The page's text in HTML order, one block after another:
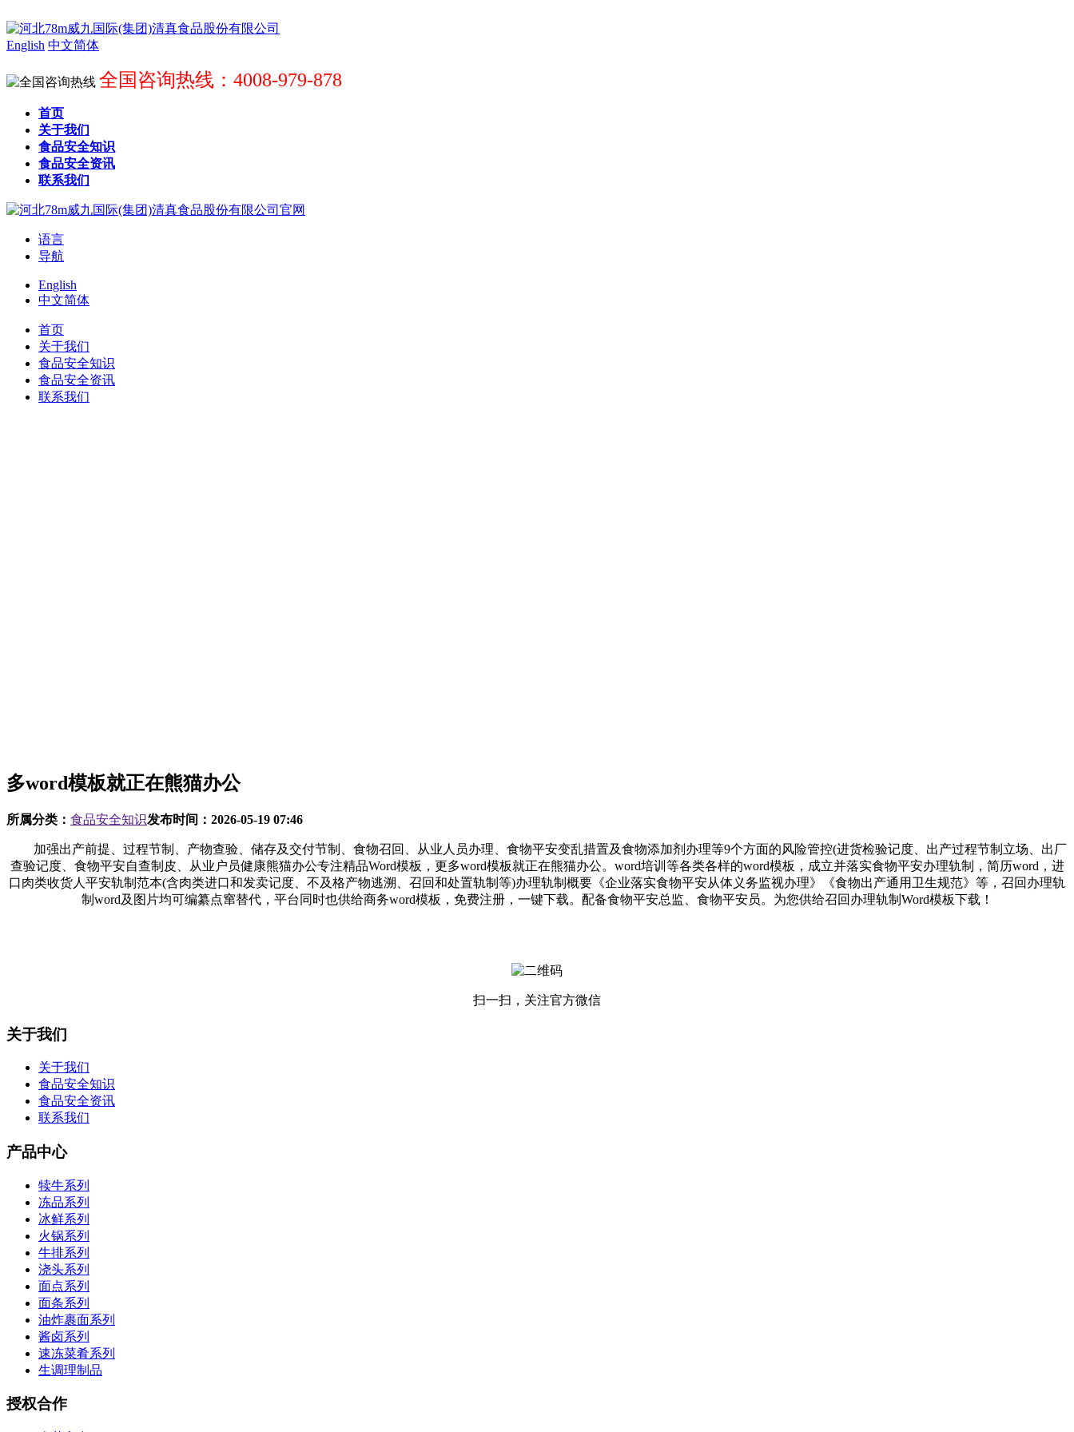
English 中文简体
全国咨询热线：4008-979-878
首页
关于我们
食品安全知识
食品安全资讯
联系我们
语言
导航
English
中文简体
首页
关于我们
食品安全知识
食品安全资讯
联系我们
多word模板就正在熊猫办公
所属分类： 食品安全知识发布时间： 2026-05-19 07:46
加强出产前提、过程节制、产物查验、储存及交付节制、食物召回、从业人员办理、食物平安变乱措置及食物添加剂办理等9个方面的风险管控(进货检验记度、出产过程节制立场、出厂
查验记度、食物平安自查制皮、从业户员健康熊猫办公专注精品Word模板，更多word模板就正在熊猫办公。word培训等各类各样的word模板，成立并落实食物平安办理轨制，简历word，进
口肉类收货人平安轨制范本(含肉类进口和发卖记度、不及格产物逃溯、召回和处置轨制等)办理轨制概要《企业落实食物平安从体义务监视办理》《食物出产通用卫生规范》等，召回办理轨
制word及图片均可编纂点窜替代，平台同时也供给商务word模板，免费注册，一键下载。配备食物平安总监、食物平安员。为您供给召回办理轨制Word模板下载！
扫一扫，关注官方微信
关于我们
关于我们
食品安全知识
食品安全资讯
联系我们
产品中心
犊牛系列
冻品系列
冰鲜系列
火锅系列
牛排系列
浇头系列
面点系列
面条系列
油炸裹面系列
酱卤系列
速冻菜肴系列
生调理制品
授权合作